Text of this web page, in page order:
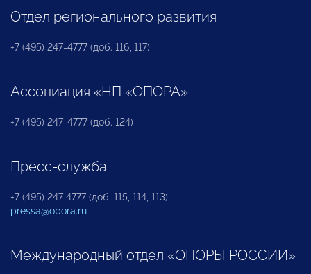
Отдел регионального развития
+7 (495) 247-4777 (доб. 116, 117)
Ассоциация «НП «ОПОРА»
+7 (495) 247-4777 (доб. 124)
Пресс-служба
+7 (495) 247 4777 (доб. 115, 114, 113)
pressa@opora.ru
Международный отдел «ОПОРЫ РОССИИ»